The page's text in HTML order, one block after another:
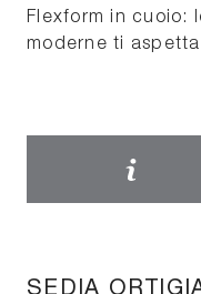
SEDIA
Flexform in cuoio:
moderne ti